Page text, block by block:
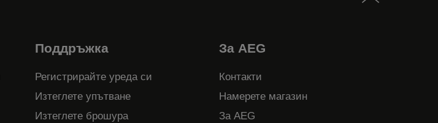
Поддръжка
Регистрирайте уреда си
Изтеглете упътване
Изтеглете брошура
За AEG
Контакти
Намерете магазин
За AEG